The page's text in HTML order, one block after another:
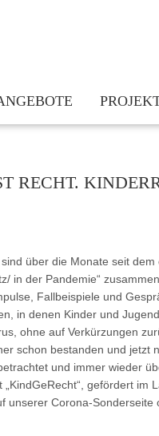
und Vernetzung
Kleine
Lauf für
Ich – Du –
RECHT.
über die Monate seit
in der Pandemie“
Fallbeispiele und
in denen Kinder und
ohne auf Verkürzungen
schon bestanden und
und immer wieder
gefördert
unserer Corona-